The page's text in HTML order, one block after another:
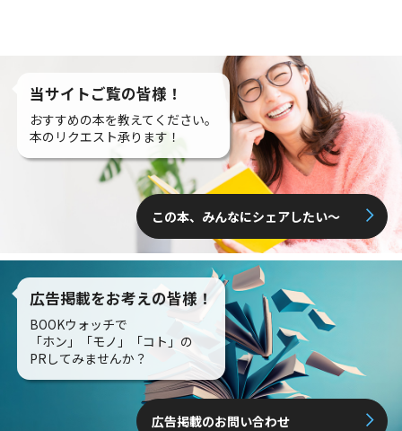
当サイトご覧の皆様！
おすすめの本を教えてください。
本のリクエスト承ります！
この本、みんなにシェアしたい〜
広告掲載をお考えの皆様！
BOOKウォッチで
「ホン」「モノ」「コト」の
PRしてみませんか？
広告掲載のお問い合わせ